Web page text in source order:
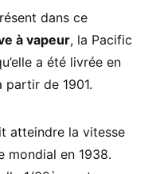
dans ce
à vapeur, la Pacific
a été livrée en
partir de 1901.
atteindre la vitesse
mondial en 1938.